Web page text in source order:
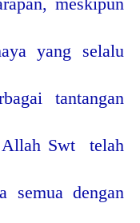
yang selalu
tantangan
Allah Swt telah
semua dengan